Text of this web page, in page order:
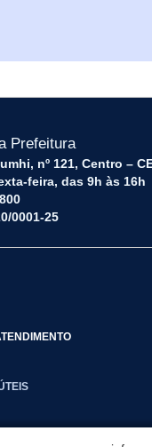
Prefeitura
nº 121, Centro –
feira, das 9h às 16h
0001-25